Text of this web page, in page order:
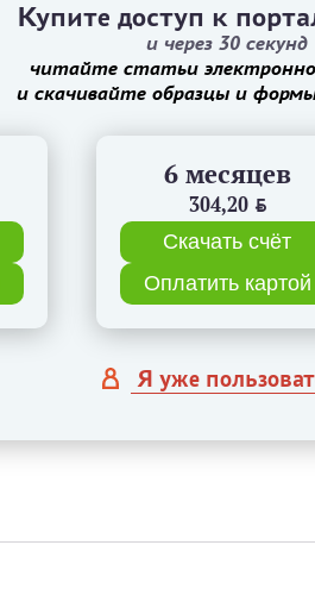
Купите доступ к
и через 30 секунд
читайте статьи
и скачивайте образцы и
6 месяцев
304,20 BYN
Скачать счёт
Оплатить картой
Я уже